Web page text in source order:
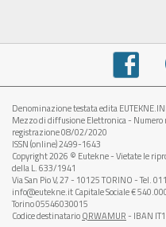
Denominazione testata edita
Mezzo di diffusione Elettronica -
registrazione 08/02/2020
ISSN (online) 2499-1643
Copyright 2026 © Eutekne - Vietate le
della L. 633/1941
Via San Pio V, 27 - 10125 TORINO - Tel.
info@eutekne.it Capitale Sociale €
Torino 05546030015
Codice destinatarioQRWAMUR- IBAN